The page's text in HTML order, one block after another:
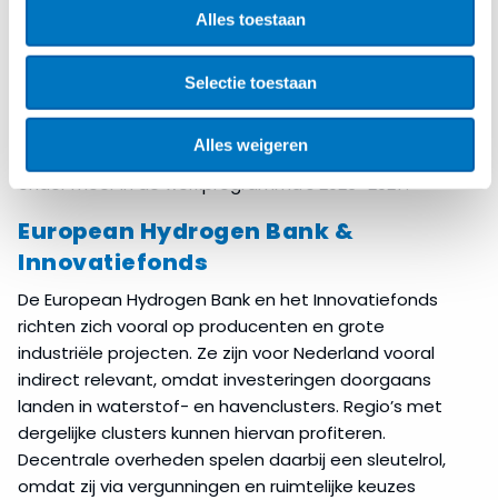
Alles toestaan
Selectie toestaan
Alles weigeren
Clean Industrial Deal State Aid Framework
(CISAF), waardoor investeringen in hernieuwbare en
laag-koolstofbrandstoffen sneller steunbaar worden.
Via Horizon Europe komt bovendien aanvullende
duurzame brandstoffen en technologieontwikkeling,
onder meer in de werkprogramma’s 2026–2027.
European Hydrogen Bank &
Innovatiefonds
De European Hydrogen Bank en het Innovatiefonds
richten zich vooral op producenten en grote
industriële projecten. Ze zijn voor Nederland vooral
indirect relevant, omdat investeringen doorgaans
landen in waterstof- en havenclusters. Regio’s met
dergelijke clusters kunnen hiervan profiteren.
Decentrale overheden spelen daarbij een sleutelrol,
omdat zij via vergunningen en ruimtelijke keuzes